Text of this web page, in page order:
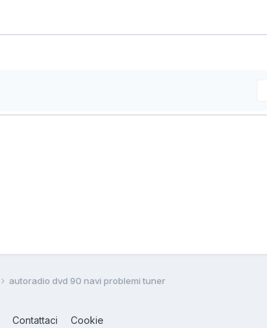
autoradio dvd 90 navi problemi tuner
Contattaci Cookie